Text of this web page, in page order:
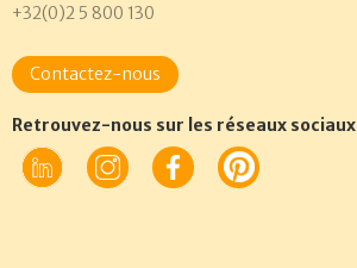
+32(0)2 5 800 130
Contactez-nous
Retrouvez-nous sur les réseaux sociaux